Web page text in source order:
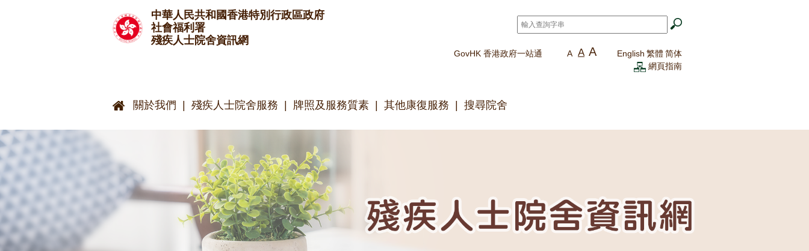
中華人民共和國香港特別行政區政府
社會福利署
殘疾人士院舍資訊網
搜尋*
GovHK 香港政府一站通 A A A English 繁體 简体
網頁指南
關於我們 殘疾人士院舍服務 牌照及服務質素 其他康復服務 搜尋院舍